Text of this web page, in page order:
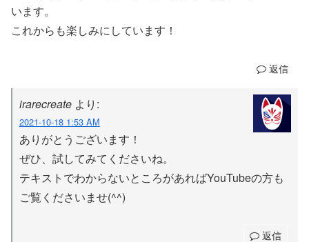
います。
これからも楽しみにしています！
返信
irarecreate より:
2021-10-18 1:53 AM
ありがとうございます！
ぜひ、試してみてくださいね。
テキストでわからないところがあればYouTubeの方も
ご覧くださいませ(^^)
返信